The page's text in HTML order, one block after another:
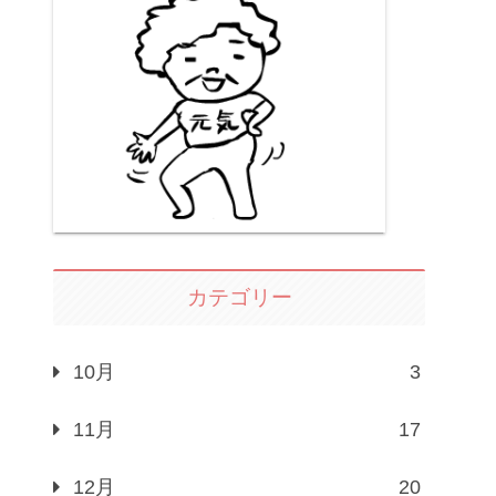
カテゴリー
10月 3
11月 17
12月 20